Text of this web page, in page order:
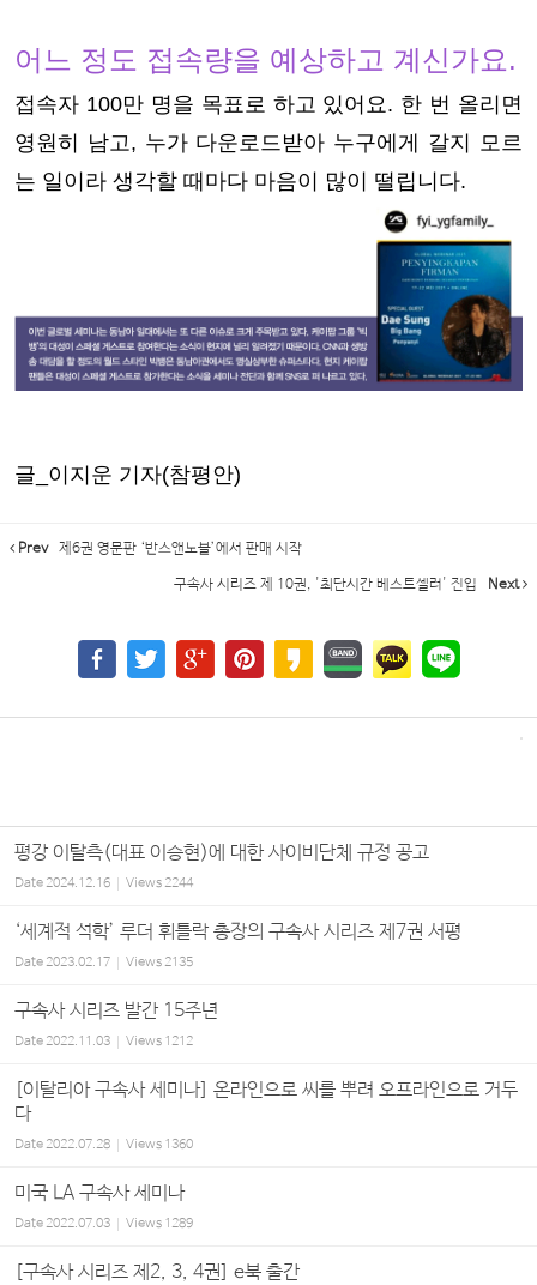
어느 정도 접속량을 예상하고 계신가요.
접속자 100만 명을 목표로 하고 있어요. 한 번 올리면
영원히 남고, 누가 다운로드받아 누구에게 갈지 모르
는 일이라 생각할 때마다 마음이 많이 떨립니다.
글_이지운 기자(참평안)
Prev 제6권 영문판 ‘반스앤노블’에서 판매 시작
구속사 시리즈 제 10권, '최단시간 베스트셀러' 진입 Next
평강 이탈측(대표 이승현)에 대한 사이비단체 규정 공고
Date2024.12.16 Views2244
‘세계적 석학’ 루더 휘틀락 총장의 구속사 시리즈 제7권 서평
Date2023.02.17 Views2135
구속사 시리즈 발간 15주년
Date2022.11.03 Views 1212
[이탈리아 구속사 세미나] 온라인으로 씨를 뿌려 오프라인으로 거두
다
Date2022.07.28 Views 1360
미국 LA 구속사 세미나
Date2022.07.03 Views 1289
[구속사 시리즈 제2, 3, 4권] e북 출간